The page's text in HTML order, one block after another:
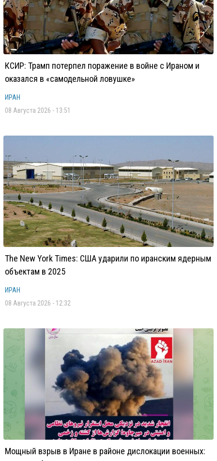
КСИР: Трамп потерпел поражение в войне с Ираном и
оказался в «самодельной ловушке»
ИРАН
08 Августа 2026 - 13:51
The New York Times: США ударили по иранским ядерным
объектам в 2025
ИРАН
08 Августа 2026 - 12:32
Мощный взрыв в Иране в районе дислокации военных: